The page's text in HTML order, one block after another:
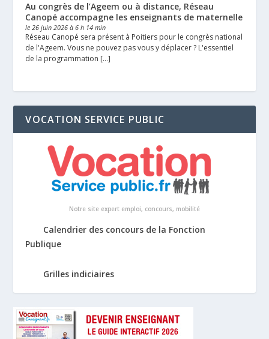
Au congrès de l’Ageem ou à distance, Réseau
Canopé accompagne les enseignants de maternelle
le 26 juin 2026 à 6 h 14 min
Réseau Canopé sera présent à Poitiers pour le congrès national
de l'Ageem. Vous ne pouvez pas vous y déplacer ? L'essentiel
de la programmation […]
VOCATION SERVICE PUBLIC
Notre site expert emploi, concours, mobilité
Calendrier des concours de la Fonction
Publique
Grilles indiciaires